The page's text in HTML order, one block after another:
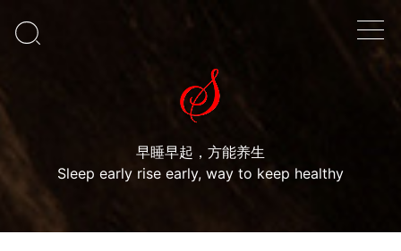

早睡早起，方能养生
Sleep early rise early, way to keep healthy